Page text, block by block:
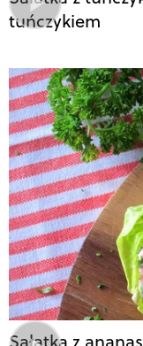
tuńczykiem
Sałatka z